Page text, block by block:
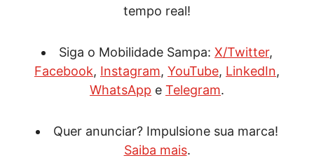
tempo real!
Siga o Mobilidade Sampa: X/Twitter,
Facebook, Instagram, YouTube, LinkedIn,
WhatsApp e Telegram.
Quer anunciar? Impulsione sua marca!
Saiba mais.